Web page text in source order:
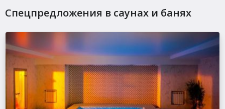
Спецпредложения в саунах и банях